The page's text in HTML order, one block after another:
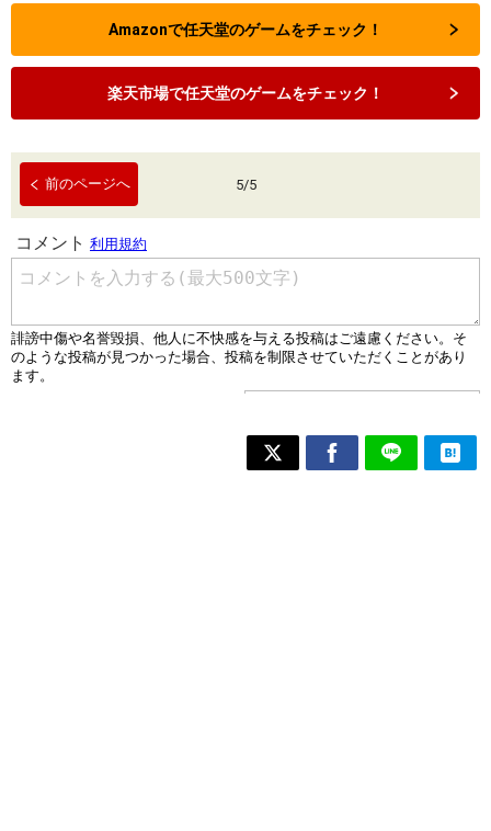
Amazonで任天堂のゲームをチェック！
楽天市場で任天堂のゲームをチェック！
前のページへ 5/5